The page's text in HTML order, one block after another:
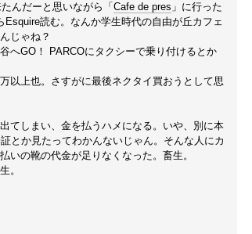
んだーと思いながら「 Cafe de pres 」に行った
読む。なんか学生時代の自由が丘カフェ
じゃね？
へGO！ PARCOにタクシーで乗り付けるとか
以上也。さすがに最後ネクタイ買おうとして思
てしまい、金を払うハメになる。いや、別に本
とか見たってわかんないじゃん。そんな人にカ
いの靴の代金が足りなくなった。畜生。
。